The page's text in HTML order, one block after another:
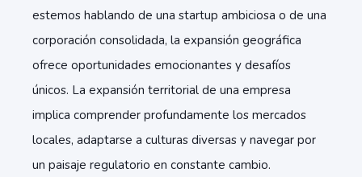
estemos hablando de una startup ambiciosa o de una
corporación consolidada, la expansión geográfica
ofrece oportunidades emocionantes y desafíos
únicos. La expansión territorial de una empresa
implica comprender profundamente los mercados
locales, adaptarse a culturas diversas y navegar por
un paisaje regulatorio en constante cambio.